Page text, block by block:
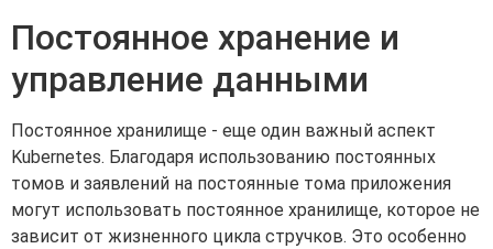
Постоянное хранение и
управление данными
Постоянное хранилище - еще один важный аспект
Kubernetes. Благодаря использованию постоянных
томов и заявлений на постоянные тома приложения
могут использовать постоянное хранилище, которое не
зависит от жизненного цикла стручков. Это особенно